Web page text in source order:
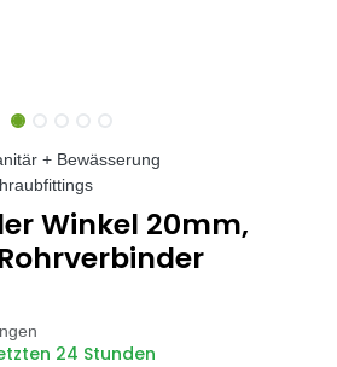
+ Bewässerung
Winkel 20mm,
24 Stunden